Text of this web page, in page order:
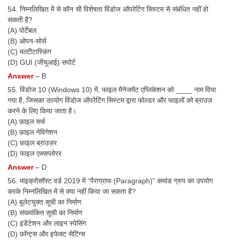
54. निम्नलिखित में से कौन सी विशेषता विंडोज ऑपरेटिंग सिस्टम से संबंधित नहीं हो
सकती है?
(A) पोर्टेबल
(B) ओपन-सोर्स
(C) मल्टीटास्किंग
(D) GUI (जीयूआई) सपोर्ट
Answer– B
55. विंडोज 10 (Windows 10) में, फाइल मैनेजमेंट एप्लिकेशन को ____ नाम दिया
गया है, जिसका उपयोग विंडोज ऑपरेटिंग सिस्टम द्वारा फोल्डर और फाइलों को ब्राउज़
करने के लिए किया जाता है।
(A) फ़ाइल सर्च
(B) फ़ाइल नेविगेशन
(C) फ़ाइल ब्राउज़र
(D) फाइल एक्सप्लोरर
Answer– D
56. माइक्रोसॉफ्ट वर्ड 2019 में “पैराग्राफ (Paragraph)” कमांड ग्रुप का उपयोग
करके निम्नलिखित में से क्या नहीं किया जा सकता है?
(A) बुलेटयुक्त सूची का निर्माण
(B) संख्यांकित सूची का निर्माण
(C) इंडेंटेशन और लाइन स्पेसिंग
(D) फ़ॉन्ट्स और इफेक्ट सेटिंग्स